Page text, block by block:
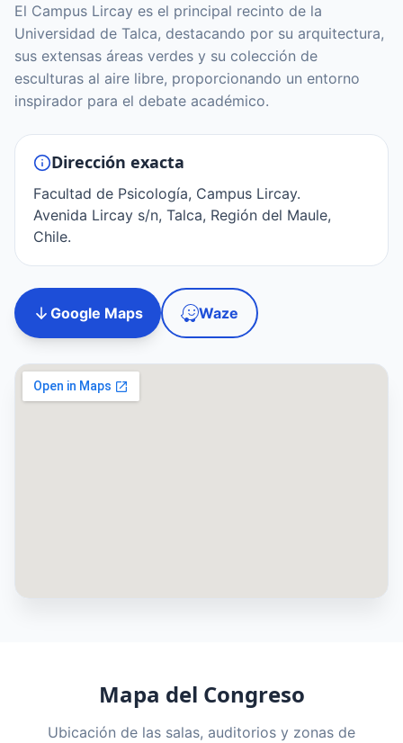
El Campus Lircay es el principal recinto de la
Universidad de Talca, destacando por su arquitectura,
sus extensas áreas verdes y su colección de
esculturas al aire libre, proporcionando un entorno
inspirador para el debate académico.
Dirección exacta
Facultad de Psicología, Campus Lircay.
Avenida Lircay s/n, Talca, Región del Maule,
Chile.
Google Maps Waze
Mapa del Congreso
Ubicación de las salas, auditorios y zonas de